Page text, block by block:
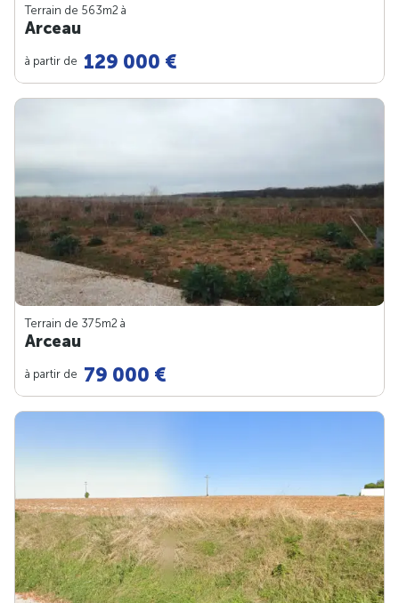
Terrain de 563m2 à
Arceau
à partir de 129 000 €
Terrain de 375m2 à
Arceau
à partir de 79 000 €